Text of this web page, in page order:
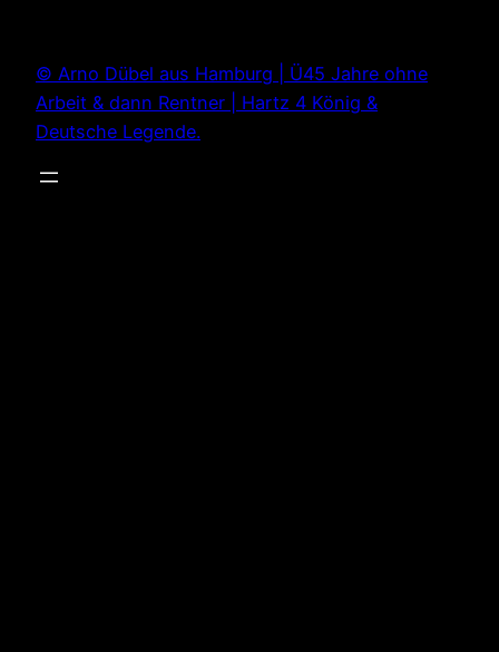
springen
© Arno Dübel aus Hamburg | Ü45 Jahre ohne
Arbeit & dann Rentner | Hartz 4 König &
Deutsche Legende.